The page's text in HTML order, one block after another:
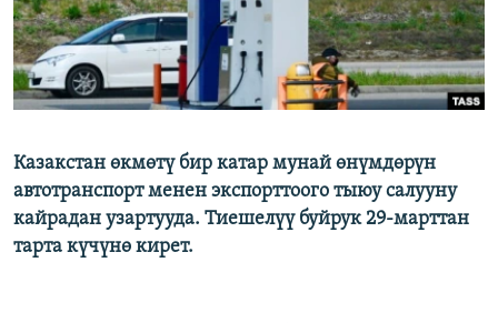
Казакстан өкмөтү бир катар мунай өнүмдөрүн
автотранспорт менен экспорттоого тыюу салууну
кайрадан узартууда. Тиешелүү буйрук 29-марттан
тарта күчүнө кирет.